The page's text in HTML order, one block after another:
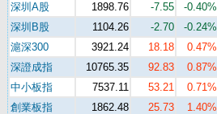
深圳A股
1898.76 -7.55 -0.40%
深圳B股
1104.26 -2.70 -0.24%
滬深300
3921.24 18.18 0.47%
深證成指
10765.35 92.83 0.87%
中小板指
7537.11 53.21 0.71%
創業板指
1862.48 25.73 1.40%